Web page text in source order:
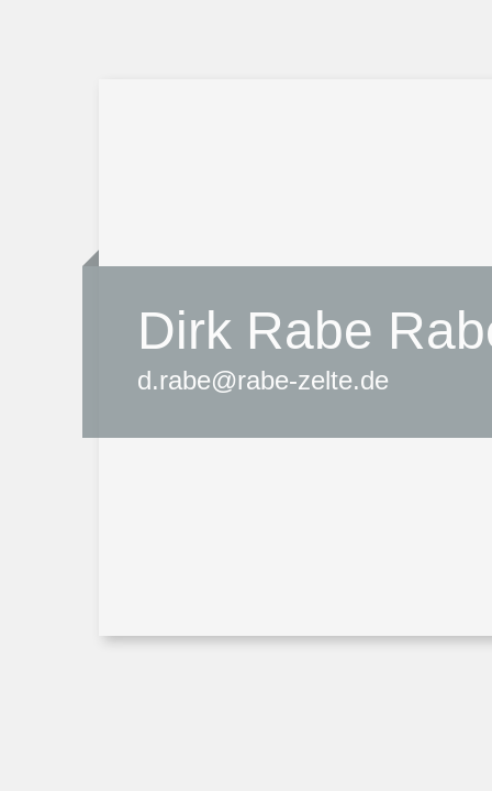
Dirk Rabe
d.rabe@rabe-zelte.de